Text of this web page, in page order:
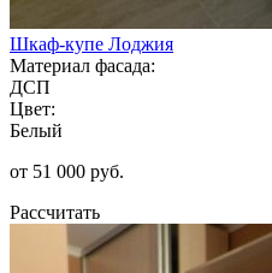
Шкаф-купе Лоджия
Материал фасада:
ДСП
Цвет:
Белый
от 51 000 руб.
Рассчитать